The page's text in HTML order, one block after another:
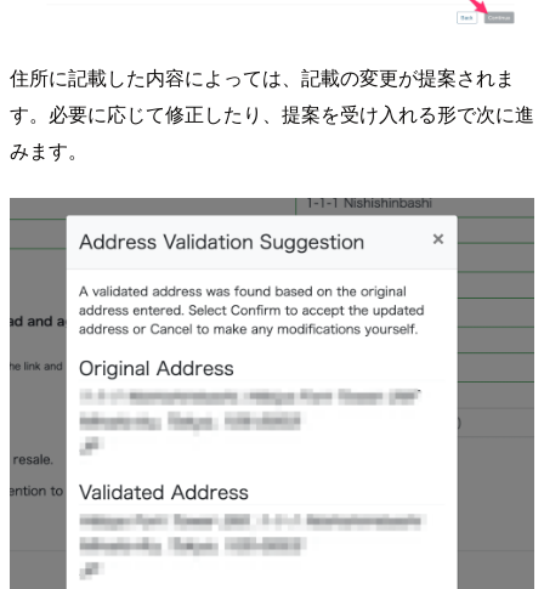
住所に記載した内容によっては、記載の変更が提案されま
す。必要に応じて修正したり、提案を受け入れる形で次に進
みます。